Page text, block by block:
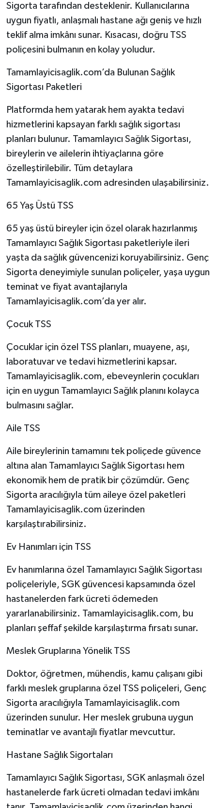
Sigorta tarafından desteklenir. Kullanıcılarına
uygun fiyatlı, anlaşmalı hastane ağı geniş ve hızlı
teklif alma imkânı sunar. Kısacası, doğru TSS
poliçesini bulmanın en kolay yoludur.
Tamamlayicisaglik.com’da Bulunan Sağlık
Sigortası Paketleri
Platformda hem yatarak hem ayakta tedavi
hizmetlerini kapsayan farklı sağlık sigortası
planları bulunur. Tamamlayıcı Sağlık Sigortası,
bireylerin ve ailelerin ihtiyaçlarına göre
özelleştirilebilir. Tüm detaylara
Tamamlayicisaglik.com adresinden ulaşabilirsiniz.
65 Yaş Üstü TSS
65 yaş üstü bireyler için özel olarak hazırlanmış
Tamamlayıcı Sağlık Sigortası paketleriyle ileri
yaşta da sağlık güvencenizi koruyabilirsiniz. Genç
Sigorta deneyimiyle sunulan poliçeler, yaşa uygun
teminat ve fiyat avantajlarıyla
Tamamlayicisaglik.com’da yer alır.
Çocuk TSS
Çocuklar için özel TSS planları, muayene, aşı,
laboratuvar ve tedavi hizmetlerini kapsar.
Tamamlayicisaglik.com, ebeveynlerin çocukları
için en uygun Tamamlayıcı Sağlık planını kolayca
bulmasını sağlar.
Aile TSS
Aile bireylerinin tamamını tek poliçede güvence
altına alan Tamamlayıcı Sağlık Sigortası hem
ekonomik hem de pratik bir çözümdür. Genç
Sigorta aracılığıyla tüm aileye özel paketleri
Tamamlayicisaglik.com üzerinden
karşılaştırabilirsiniz.
Ev Hanımları için TSS
Ev hanımlarına özel Tamamlayıcı Sağlık Sigortası
poliçeleriyle, SGK güvencesi kapsamında özel
hastanelerden fark ücreti ödemeden
yararlanabilirsiniz. Tamamlayicisaglik.com, bu
planları şeffaf şekilde karşılaştırma fırsatı sunar.
Meslek Gruplarına Yönelik TSS
Doktor, öğretmen, mühendis, kamu çalışanı gibi
farklı meslek gruplarına özel TSS poliçeleri, Genç
Sigorta aracılığıyla Tamamlayicisaglik.com
üzerinden sunulur. Her meslek grubuna uygun
teminatlar ve avantajlı fiyatlar mevcuttur.
Hastane Sağlık Sigortaları
Tamamlayıcı Sağlık Sigortası, SGK anlaşmalı özel
hastanelerde fark ücreti olmadan tedavi imkânı